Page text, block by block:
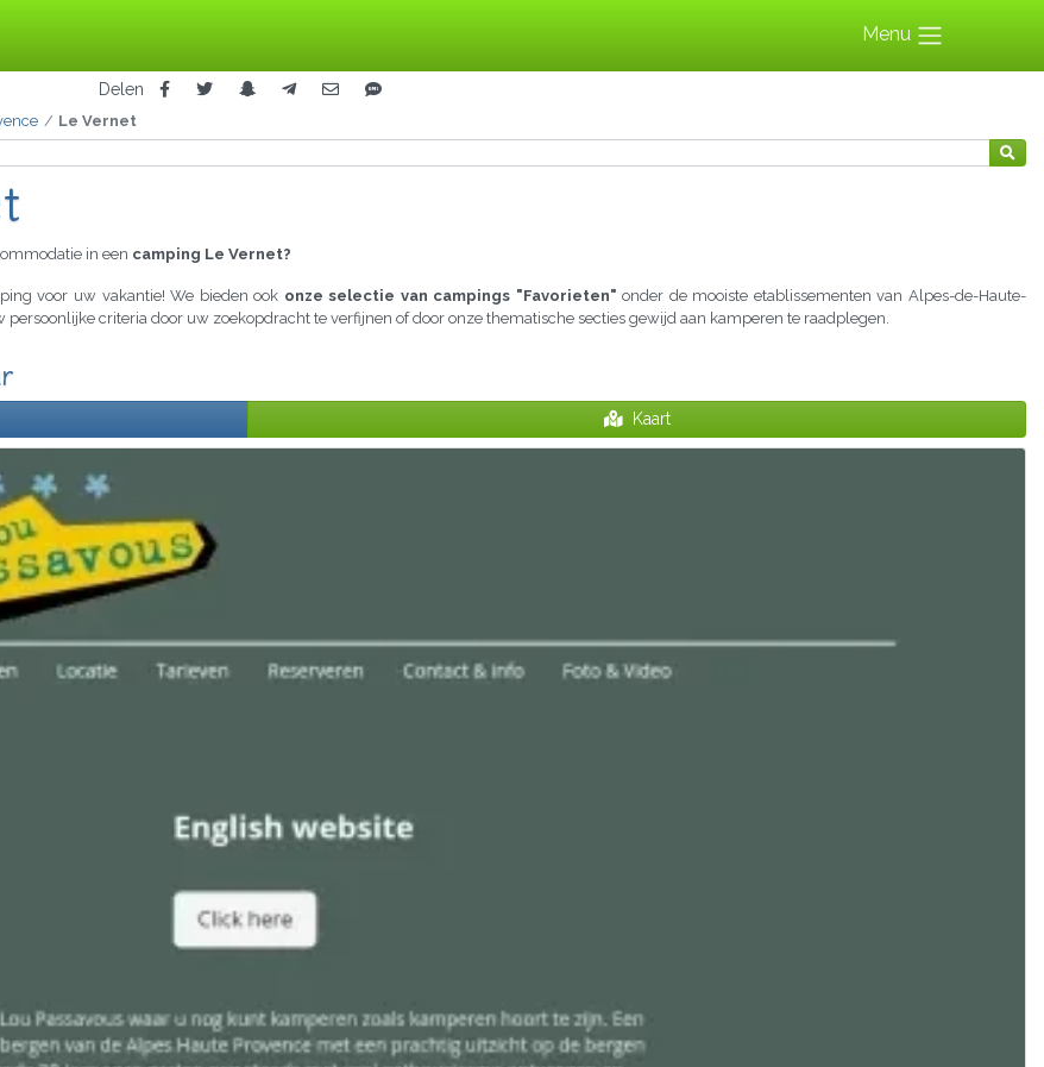
Menu
Delen
Le Vernet
in een camping Le Vernet?
voor uw vakantie! We bieden ook onze selectie van campings "Favorieten" onder de mooiste etablissementen van Alpes-de-Haute-
persoonlijke criteria door uw zoekopdracht te verfijnen of door onze thematische secties gewijd aan kamperen te raadplegen.
Kaart